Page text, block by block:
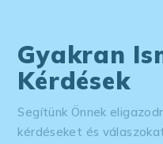
Gyakran
Kérdések
Segítünk Önnek
kérdéseket és